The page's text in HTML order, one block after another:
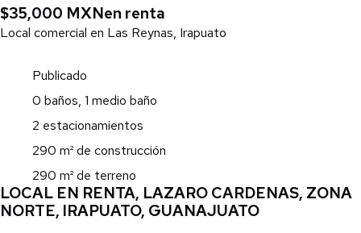
$35,000 MXNen renta
Local comercial en Las Reynas, Irapuato
Publicado
0 baños, 1 medio baño
2 estacionamientos
290 m² de construcción
290 m² de terreno
LOCAL EN RENTA, LAZARO CARDENAS, ZONA
NORTE, IRAPUATO, GUANAJUATO